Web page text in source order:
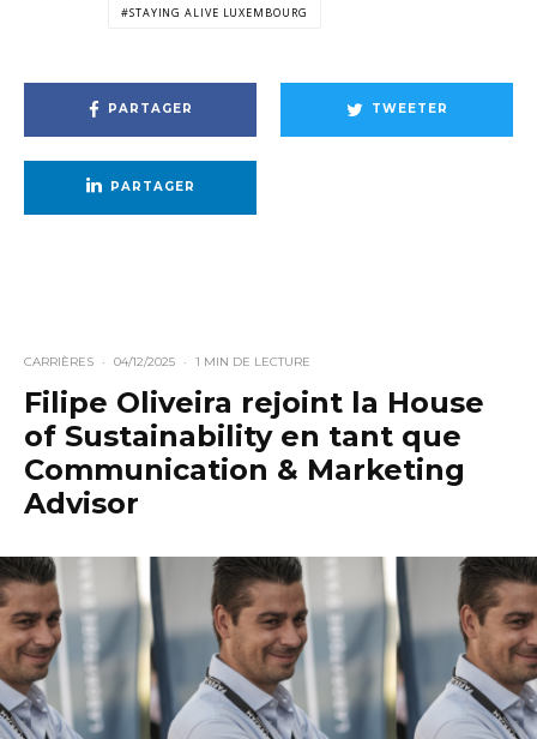
STAYING ALIVE LUXEMBOURG
PARTAGER TWEETER
PARTAGER
CARRIÈRES · 04/12/2025 · 1 MIN DE LECTURE
Filipe Oliveira rejoint la House
of Sustainability en tant que
Communication & Marketing
Advisor